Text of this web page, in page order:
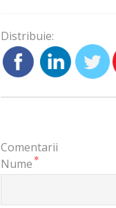
Distribuie:
Comentarii
Nume *